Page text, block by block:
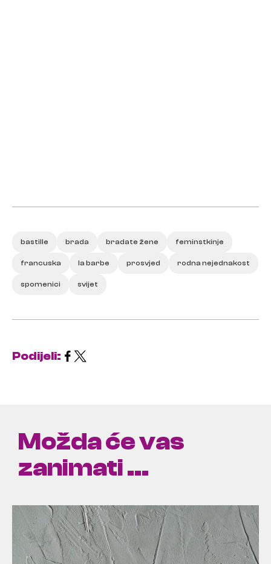
bastille brada bradate žene feminstkinje
francuska la barbe prosvjed rodna nejednakost
spomenici svijet
Podijeli:
Možda će vas
zanimati ...